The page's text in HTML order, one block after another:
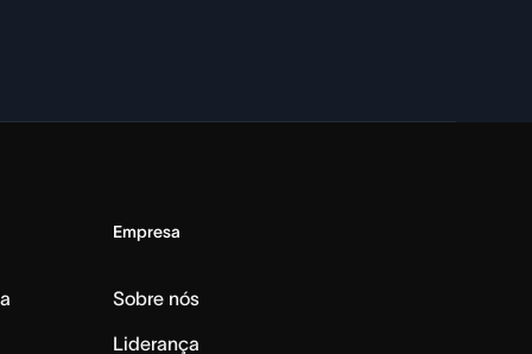
Empresa
Sobre nós
Liderança